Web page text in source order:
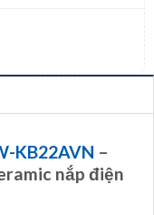
KB22AVN –
nắp điện